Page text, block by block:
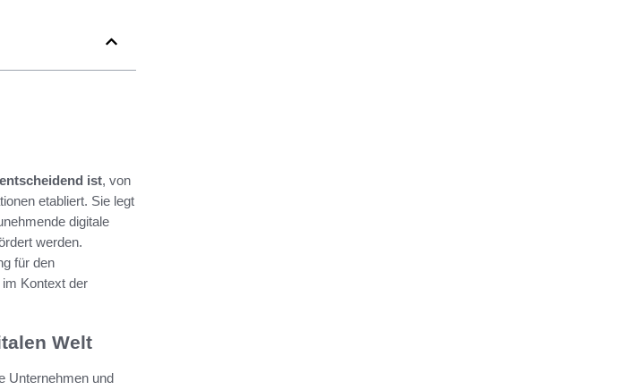
ist, von
etabliert. Sie legt
digitale
werden.
für den
Kontext der
Welt
Unternehmen und